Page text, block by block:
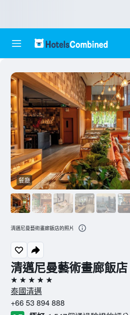
清邁尼曼藝術畫廊飯店
5星級
泰國清邁
+66 53 894 888
餐廳
清邁尼曼藝術畫廊飯店的照片